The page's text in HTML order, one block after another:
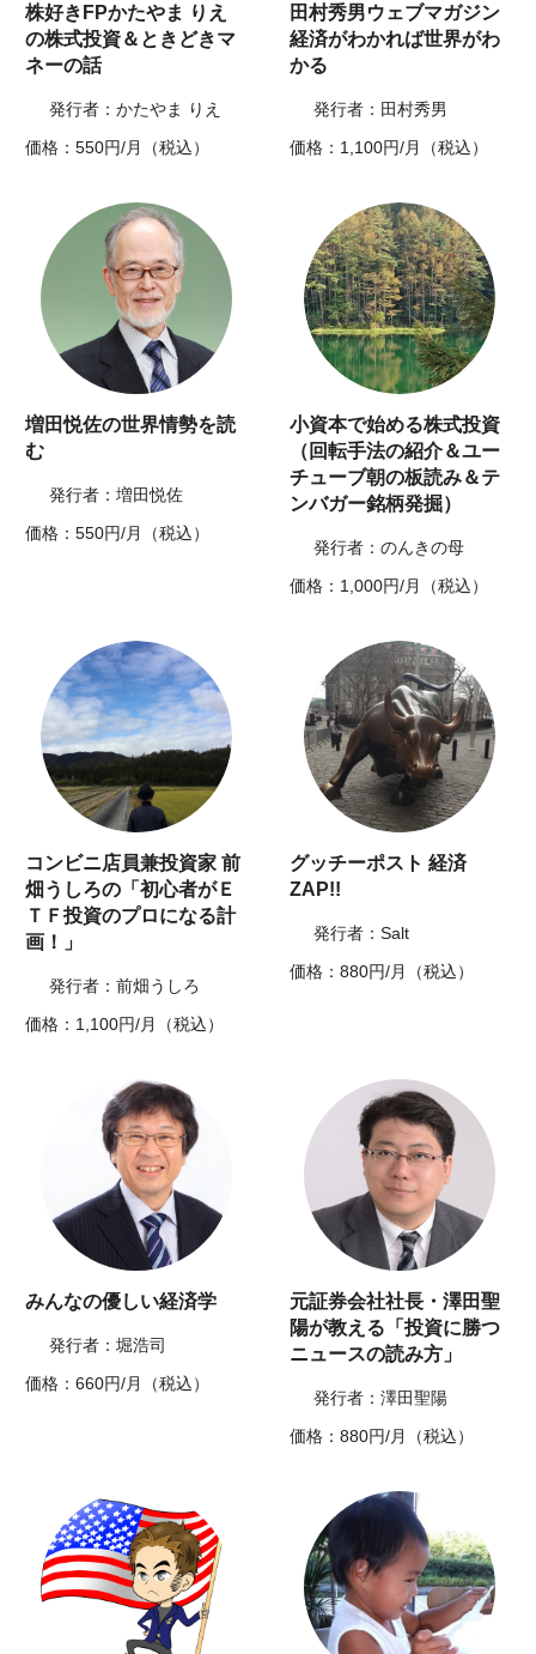
株好きFPかたやま りえ
の株式投資＆ときどきマ
ネーの話
発行者：かたやま りえ
価格：550円/月（税込）
田村秀男ウェブマガジン
経済がわかれば世界がわ
かる
発行者：田村秀男
価格：1,100円/月（税込）
増田悦佐の世界情勢を読
む
発行者：増田悦佐
価格：550円/月（税込）
小資本で始める株式投資
（回転手法の紹介＆ユー
チューブ朝の板読み＆テ
ンバガー銘柄発掘）
発行者：のんきの母
価格：1,000円/月（税込）
コンビニ店員兼投資家 前
畑うしろの「初心者がＥ
ＴＦ投資のプロになる計
画！」
発行者：前畑うしろ
価格：1,100円/月（税込）
グッチーポスト 経済
ZAP!!
発行者：Salt
価格：880円/月（税込）
みんなの優しい経済学
発行者：堀浩司
価格：660円/月（税込）
元証券会社社長・澤田聖
陽が教える「投資に勝つ
ニュースの読み方」
発行者：澤田聖陽
価格：880円/月（税込）